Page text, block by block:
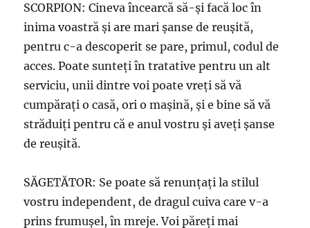
SCORPION: Cineva încearcă să-şi facă loc în
inima voastră şi are mari şanse de reuşită,
pentru c-a descoperit se pare, primul, codul de
acces. Poate sunteţi în tratative pentru un alt
serviciu, unii dintre voi poate vreţi să vă
cumpăraţi o casă, ori o maşină, şi e bine să vă
străduiţi pentru că e anul vostru şi aveţi şanse
de reuşită.
SĂGETĂTOR: Se poate să renunţaţi la stilul
vostru independent, de dragul cuiva care v-a
prins frumuşel, în mreje. Voi păreţi mai